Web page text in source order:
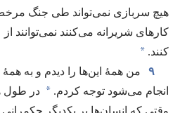
هیچ سربازی نمی‌تواند طی جنگ
کارهای شریرانه می‌کنند نمی‌توانند
کنند.‏ *
۹ من همهٔ این‌ها را دیدم و به
انجام می‌شود توجه کردم.‏ * در طول